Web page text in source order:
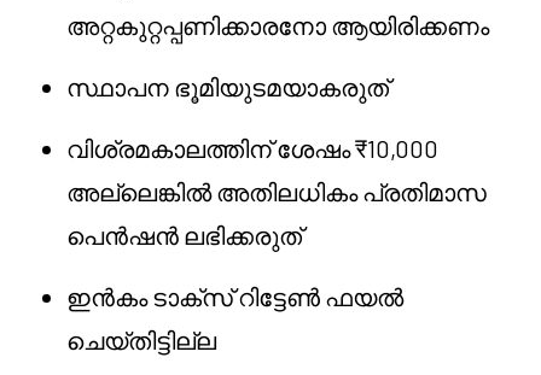
അറ്റകുറ്റപ്പണിക്കാരനോ ആയിരിക്കണം
സ്ഥാപന ഭൂമിയുടമയാകരുത്
വിശ്രമകാലത്തിന് ശേഷം ₹10,000
അല്ലെങ്കിൽ അതിലധികം പ്രതിമാസ
പെൻഷൻ ലഭിക്കരുത്
ഇൻകം ടാക്സ് റിട്ടേൺ ഫയൽ
ചെയ്തിട്ടില്ല